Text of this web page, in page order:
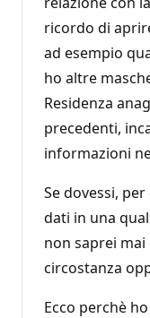
ricordo di
ad esempio
ho altre
Residenza
precedenti,
informazioni
Se dovessi,
dati in una
non saprei
circostanza
Ecco perchè